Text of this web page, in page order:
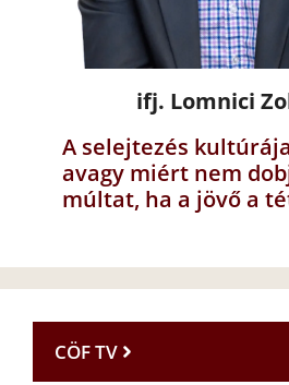
ifj. Lomnici
A selejtezés
avagy miért nem
múltat, ha a jövő a
CÖF TV